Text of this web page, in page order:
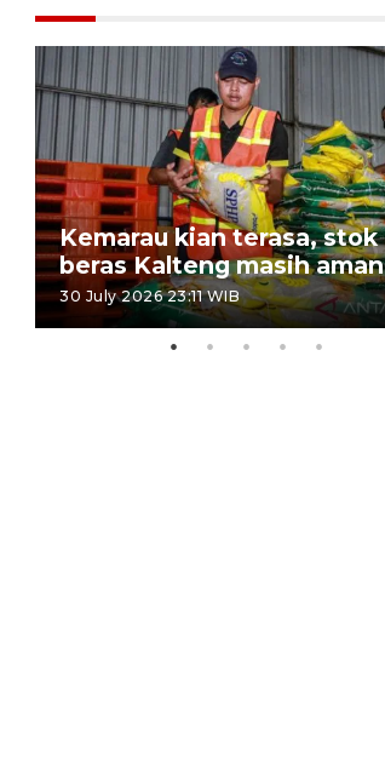
Kemarau kian terasa, stok
beras Kalteng masih aman
30 July 2026 23:11 WIB